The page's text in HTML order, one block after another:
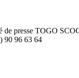
presse TOGO
90 96 63 64